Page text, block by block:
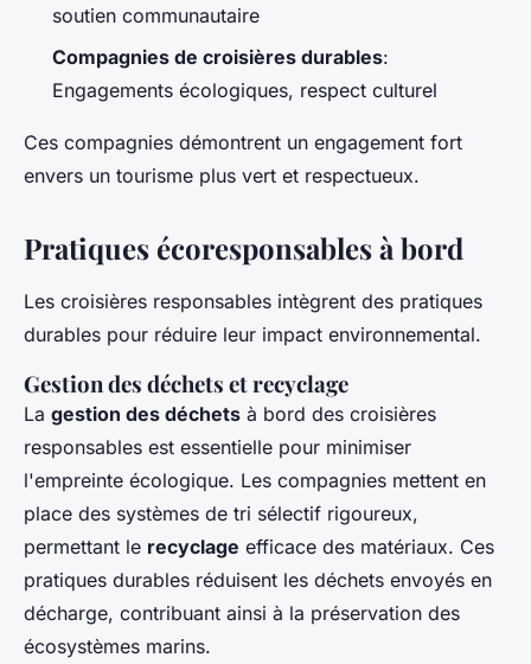
soutien communautaire
Compagnies de croisières durables:
Engagements écologiques, respect culturel
Ces compagnies démontrent un engagement fort
envers un tourisme plus vert et respectueux.
Pratiques écoresponsables à bord
Les croisières responsables intègrent des pratiques
durables pour réduire leur impact environnemental.
Gestion des déchets et recyclage
La gestion des déchets à bord des croisières
responsables est essentielle pour minimiser
l'empreinte écologique. Les compagnies mettent en
place des systèmes de tri sélectif rigoureux,
permettant le recyclage efficace des matériaux. Ces
pratiques durables réduisent les déchets envoyés en
décharge, contribuant ainsi à la préservation des
écosystèmes marins.